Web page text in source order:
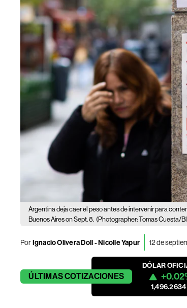
Argentina deja caer el peso antes de intervenir para
Buenos Aires on Sept. 8. (Photographer: Tomas Cuesta/
PorIgnacio Olivera Doll - Nicolle Yapur 12 de
ÚLTIMASCOTIZACIONES
DÓLAR
1,496.2634